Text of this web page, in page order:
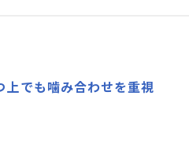
上でも噛み合わせを重視